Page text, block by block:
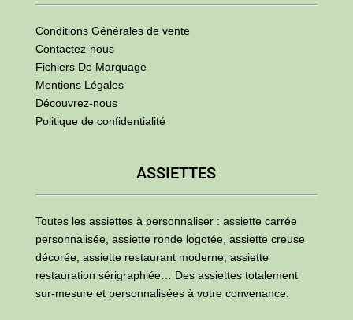
Conditions Générales de vente
Contactez-nous
Fichiers De Marquage
Mentions Légales
Découvrez-nous
Politique de confidentialité
ASSIETTES
Toutes les assiettes à personnaliser : assiette carrée
personnalisée, assiette ronde logotée, assiette creuse
décorée, assiette restaurant moderne, assiette
restauration sérigraphiée… Des assiettes totalement
sur-mesure et personnalisées à votre convenance.